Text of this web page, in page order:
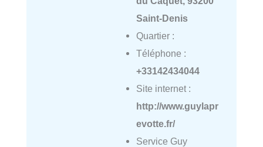
Saint-Denis
Quartier :
Téléphone :
+33142434044
Site internet :
http://www.guylapr
evotte.fr/
Service Guy